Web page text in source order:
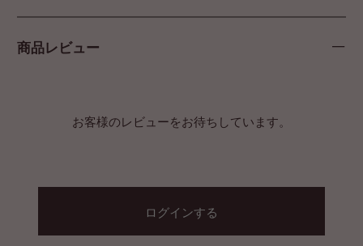
商品レビュー
お客様のレビューをお待ちしています。
ログインする